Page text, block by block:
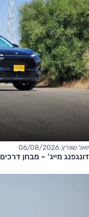
יואל שוורץ, 06/08/2026
דונגפנג מייג' – מבחן דרכים